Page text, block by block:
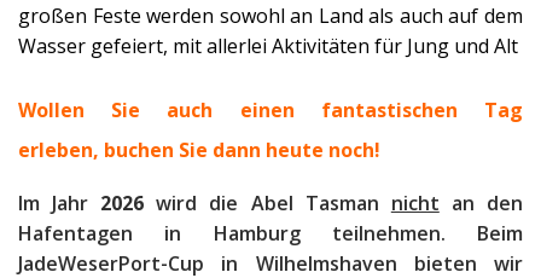
großen Feste werden sowohl an Land als auch auf dem
Wasser gefeiert, mit allerlei Aktivitäten für Jung und Alt
Wollen Sie auch einen fantastischen Tag
erleben, buchen Sie dann heute noch!
Im Jahr 2026 wird die Abel Tasman nicht an den
Hafentagen in Hamburg teilnehmen. Beim
JadeWeserPort-Cup in Wilhelmshaven bieten wir